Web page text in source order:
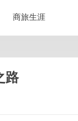
商旅生涯
路